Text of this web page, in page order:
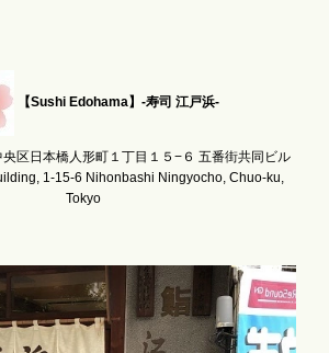
【Sushi Edohama】-寿司 江戸浜-
区日本橋人形町１丁目１５−６ 五番街共同ビル
1-15-6 Nihonbashi Ningyocho, Chuo-ku,
Tokyo